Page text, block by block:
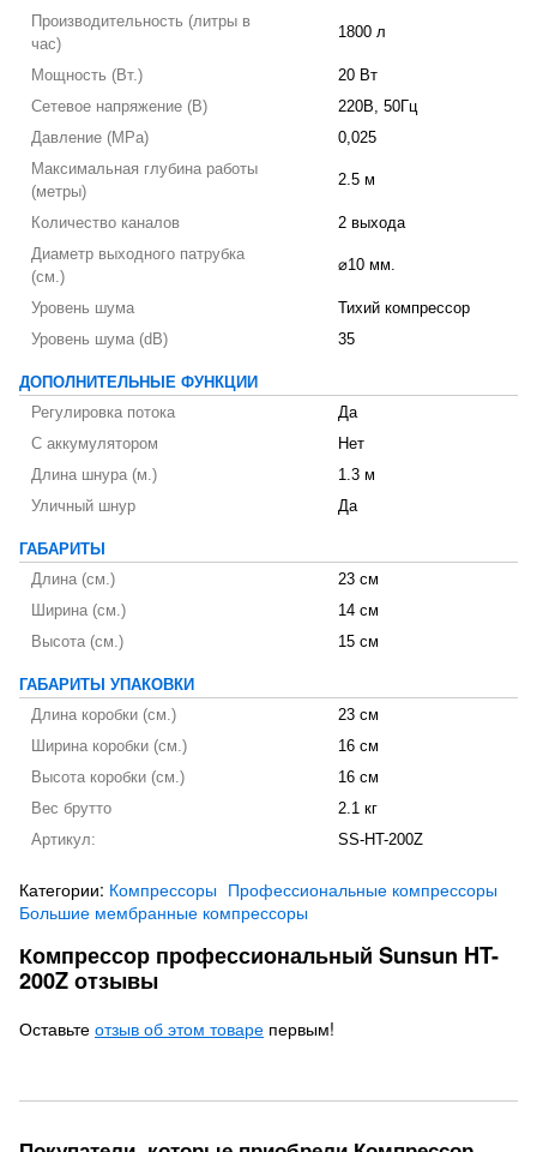
Производительность (литры в
час)
1800 л
Мощность (Вт.)
20 Вт
Сетевое напряжение (В)
220В, 50Гц
Давление (MPa)
0,025
Максимальная глубина работы
(метры)
2.5 м
Количество каналов
2 выхода
Диаметр выходного патрубка
(см.)
⌀10 мм.
Уровень шума
Тихий компрессор
Уровень шума (dB)
35
ДОПОЛНИТЕЛЬНЫЕ ФУНКЦИИ
Регулировка потока
Да
С аккумулятором
Нет
Длина шнура (м.)
1.3 м
Уличный шнур
Да
ГАБАРИТЫ
Длина (см.)
23 см
Ширина (см.)
14 см
Высота (см.)
15 см
ГАБАРИТЫ УПАКОВКИ
Длина коробки (см.)
23 см
Ширина коробки (см.)
16 см
Высота коробки (см.)
16 см
Вес брутто
2.1 кг
Артикул:
SS-HT-200Z
Категории: Компрессоры Профессиональные компрессоры
Большие мембранные компрессоры
Компрессор профессиональный Sunsun HT-
200Z отзывы
Оставьте отзыв об этом товаре первым!